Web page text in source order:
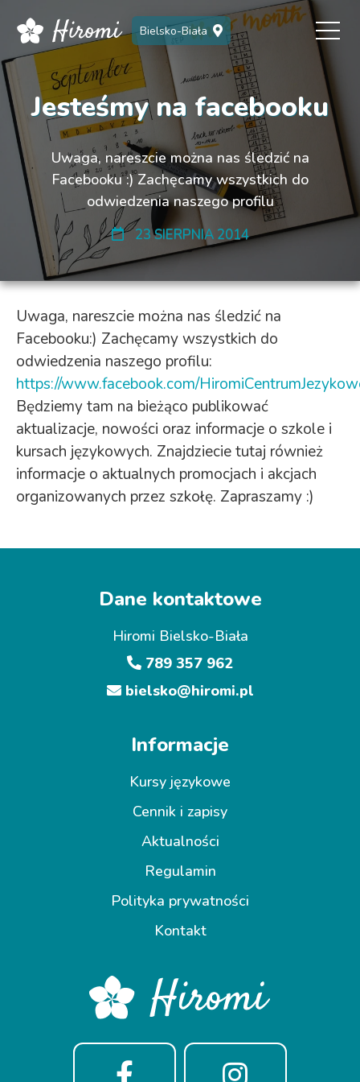
Bielsko-Biała
Jesteśmy na facebooku
Uwaga, nareszcie można nas śledzić na
Facebooku :) Zachęcamy wszystkich do
odwiedzenia naszego profilu
23 SIERPNIA 2014
Uwaga, nareszcie można nas śledzić na
Facebooku:) Zachęcamy wszystkich do
odwiedzenia naszego profilu:
https://www.facebook.com/
Będziemy tam na bieżąco publikować
aktualizacje, nowości oraz informacje o szkole i
kursach językowych. Znajdziecie tutaj również
informacje o aktualnych promocjach i akcjach
organizowanych przez szkołę. Zapraszamy :)
Dane kontaktowe
Hiromi Bielsko-Biała
789 357 962
bielsko@hiromi.pl
Informacje
Kursy językowe
Cennik i zapisy
Aktualności
Regulamin
Polityka prywatności
Kontakt